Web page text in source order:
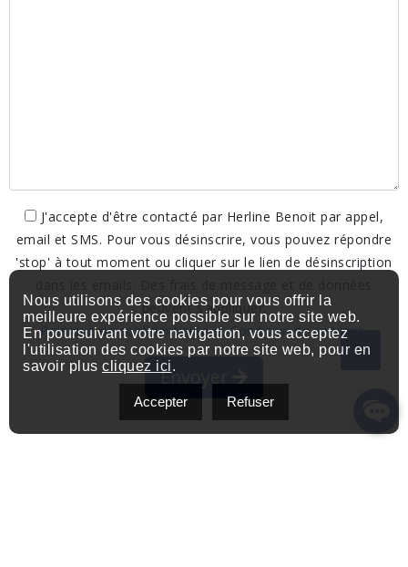
J'accepte d'être contacté par Herline Benoit par appel,
email et SMS. Pour vous désinscrire, vous pouvez répondre
'stop' à tout moment ou cliquer sur le lien de désinscription
peuvent s’appliquer.
Politique de confidentialite et Condition de services.
Envoyer
Nous utilisons des cookies pour vous offrir la
meilleure expérience possible sur notre site web.
En poursuivant votre navigation, vous acceptez
l'utilisation des cookies par notre site web, pour en
savoir plus cliquez ici.
Accepter Refuser